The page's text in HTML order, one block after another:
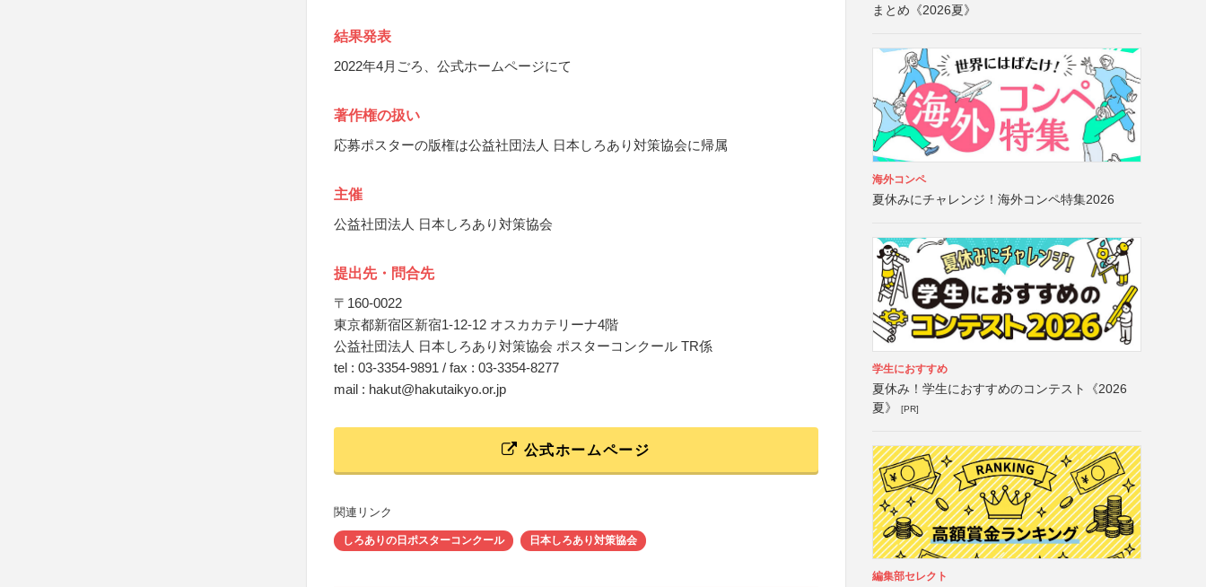
結果発表
2022年4月ごろ、公式ホームページにて
著作権の扱い
応募ポスターの版権は公益社団法人 日本しろあり対策協会に帰属
主催
公益社団法人 日本しろあり対策協会
提出先・問合先
〒160-0022
東京都新宿区新宿1-12-12 オスカカテリーナ4階
公益社団法人 日本しろあり対策協会 ポスターコンクール TR係
tel : 03-3354-9891 / fax : 03-3354-8277
mail : hakut@hakutaikyo.or.jp
公式ホームページ
関連リンク
しろありの日ポスターコンクール 日本しろあり対策協会
まとめ《2026夏》
海外コンペ
夏休みにチャレンジ！海外コンペ特集2026
学生におすすめ
夏休み！学生におすすめのコンテスト《2026
夏》
[PR]
編集部セレクト